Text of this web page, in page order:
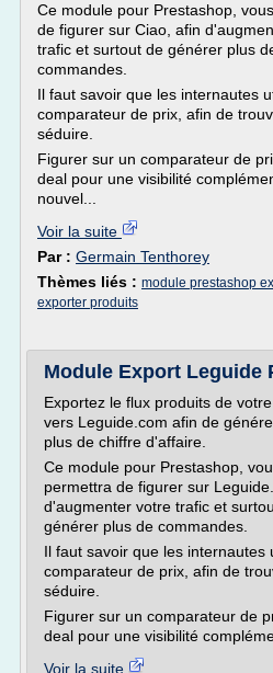
Ce module pour Prestashop,
de figurer sur Ciao, afin
trafic et surtout de générer plus
commandes.
Il faut savoir que les internautes
comparateur de prix, afin de
séduire.
Figurer sur un comparateur de
deal pour une visibilité
nouvel...
Voir la suite
Par : Germain Tenthorey
Thèmes liés : module prestashop
exporter produits
Module Export Leguide
Exportez le flux produits de
vers Leguide.com afin de
plus de chiffre d'affaire.
Ce module pour Prestashop,
permettra de figurer sur
d'augmenter votre trafic et
générer plus de commandes.
Il faut savoir que les internautes
comparateur de prix, afin de
séduire.
Figurer sur un comparateur de
deal pour une visibilité
Voir la suite